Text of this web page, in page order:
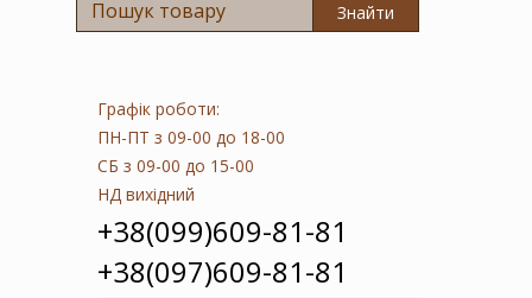
Знайти
Графік роботи:
ПН-ПТ з 09-00 до 18-00
СБ з 09-00 до 15-00
НДвихідний
+38(099)609-81-81
+38(097)609-81-81